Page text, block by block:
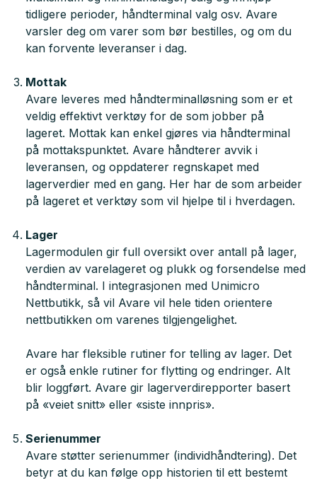
tidligere perioder, håndterminal valg osv. Avare
varsler deg om varer som bør bestilles, og om du
kan forvente leveranser i dag.
Mottak
Avare leveres med håndterminalløsning som er et
veldig effektivt verktøy for de som jobber på
lageret. Mottak kan enkel gjøres via håndterminal
på mottakspunktet. Avare håndterer avvik i
leveransen, og oppdaterer regnskapet med
lagerverdier med en gang. Her har de som arbeider
på lageret et verktøy som vil hjelpe til i hverdagen.
Lager
Lagermodulen gir full oversikt over antall på lager,
verdien av varelageret og plukk og forsendelse med
håndterminal. I integrasjonen med Unimicro
Nettbutikk, så vil Avare vil hele tiden orientere
nettbutikken om varenes tilgjengelighet.
Avare har fleksible rutiner for telling av lager. Det
er også enkle rutiner for flytting og endringer. Alt
blir loggført. Avare gir lagerverdirepporter basert
på «veiet snitt» eller «siste innpris».
Serienummer
Avare støtter serienummer (individhåndtering). Det
betyr at du kan følge opp historien til ett bestemt